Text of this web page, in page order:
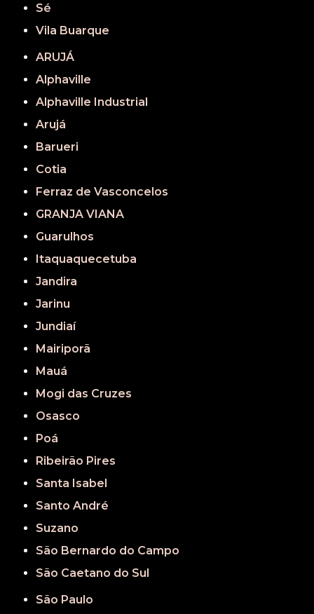
Sé
Vila Buarque
ARUJÁ
Alphaville
Alphaville Industrial
Arujá
Barueri
Cotia
Ferraz de Vasconcelos
GRANJA VIANA
Guarulhos
Itaquaquecetuba
Jandira
Jarinu
Jundiaí
Mairiporã
Mauá
Mogi das Cruzes
Osasco
Poá
Ribeirão Pires
Santa Isabel
Santo André
Suzano
São Bernardo do Campo
São Caetano do Sul
São Paulo